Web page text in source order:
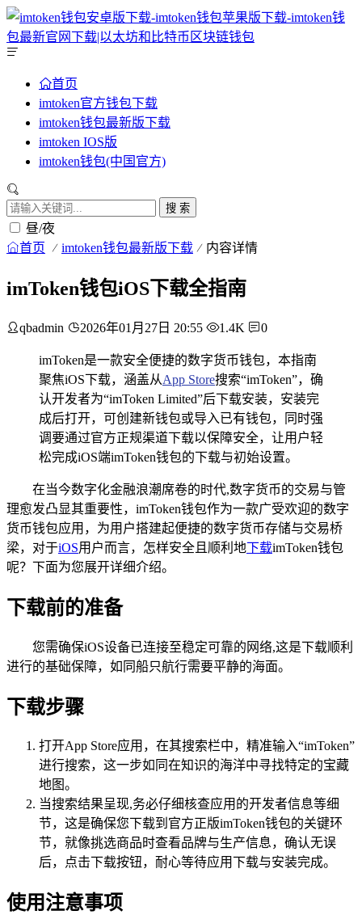
首页
imtoken官方钱包下载
imtoken钱包最新版下载
imtoken IOS版
imtoken钱包(中国官方)
搜 索
昼/夜
首页 imtoken钱包最新版下载 内容详情
imToken钱包iOS下载全指南
qbadmin 2026年01月27日 20:55 1.4K 0
imToken是一款安全便捷的数字货币钱包，本指南
聚焦iOS下载，涵盖从App Store搜索“imToken”，确
认开发者为“imToken Limited”后下载安装，安装完
成后打开，可创建新钱包或导入已有钱包，同时强
调要通过官方正规渠道下载以保障安全，让用户轻
松完成iOS端imToken钱包的下载与初始设置。
在当今数字化金融浪潮席卷的时代,数字货币的交易与管
理愈发凸显其重要性，imToken钱包作为一款广受欢迎的数字
货币钱包应用，为用户搭建起便捷的数字货币存储与交易桥
梁，对于iOS用户而言，怎样安全且顺利地下载imToken钱包
呢？下面为您展开详细介绍。
下载前的准备
您需确保iOS设备已连接至稳定可靠的网络,这是下载顺利
进行的基础保障，如同船只航行需要平静的海面。
下载步骤
打开App Store应用，在其搜索栏中，精准输入“imToken”
进行搜索，这一步如同在知识的海洋中寻找特定的宝藏
地图。
当搜索结果呈现,务必仔细核查应用的开发者信息等细
节，这是确保您下载到官方正版imToken钱包的关键环
节，就像挑选商品时查看品牌与生产信息，确认无误
后，点击下载按钮，耐心等待应用下载与安装完成。
使用注意事项